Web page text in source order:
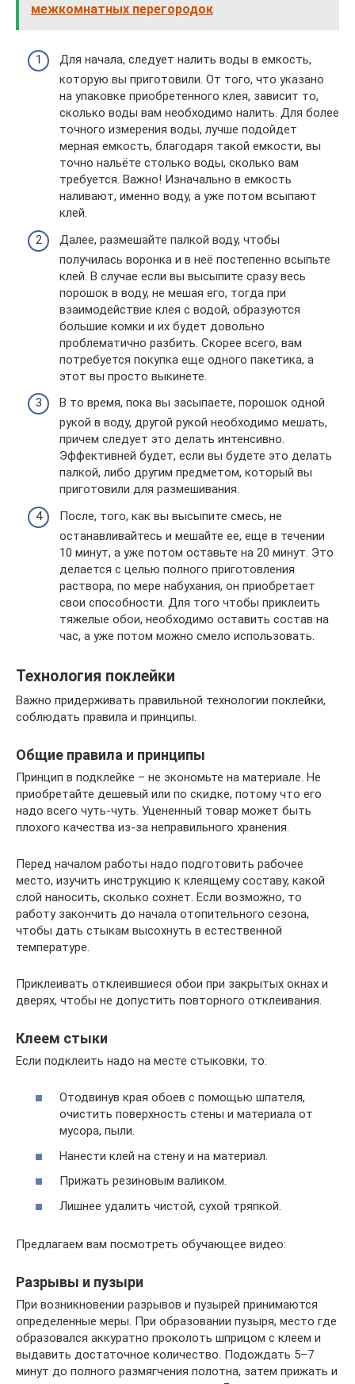
межкомнатных перегородок
Для начала, следует налить воды в емкость,
которую вы приготовили. От того, что указано
на упаковке приобретенного клея, зависит то,
сколько воды вам необходимо налить. Для более
точного измерения воды, лучше подойдет
мерная емкость, благодаря такой емкости, вы
точно нальёте столько воды, сколько вам
требуется. Важно! Изначально в емкость
наливают, именно воду, а уже потом всыпают
клей.
Далее, размешайте палкой воду, чтобы
получилась воронка и в неё постепенно всыпьте
клей. В случае если вы высыпите сразу весь
порошок в воду, не мешая его, тогда при
взаимодействие клея с водой, образуются
большие комки и их будет довольно
проблематично разбить. Скорее всего, вам
потребуется покупка еще одного пакетика, а
этот вы просто выкинете.
В то время, пока вы засыпаете, порошок одной
рукой в воду, другой рукой необходимо мешать,
причем следует это делать интенсивно.
Эффективней будет, если вы будете это делать
палкой, либо другим предметом, который вы
приготовили для размешивания.
После, того, как вы высыпите смесь, не
останавливайтесь и мешайте ее, еще в течении
10 минут, а уже потом оставьте на 20 минут. Это
делается с целью полного приготовления
раствора, по мере набухания, он приобретает
свои способности. Для того чтобы приклеить
тяжелые обои, необходимо оставить состав на
час, а уже потом можно смело использовать.
Технология поклейки
Важно придерживать правильной технологии поклейки,
соблюдать правила и принципы.
Общие правила и принципы
Принцип в подклейке – не экономьте на материале. Не
приобретайте дешевый или по скидке, потому что его
надо всего чуть-чуть. Уцененный товар может быть
плохого качества из-за неправильного хранения.
Перед началом работы надо подготовить рабочее
место, изучить инструкцию к клеящему составу, какой
слой наносить, сколько сохнет. Если возможно, то
работу закончить до начала отопительного сезона,
чтобы дать стыкам высохнуть в естественной
температуре.
Приклеивать отклеившиеся обои при закрытых окнах и
дверях, чтобы не допустить повторного отклеивания.
Клеем стыки
Если подклеить надо на месте стыковки, то:
Отодвинув края обоев с помощью шпателя,
очистить поверхность стены и материала от
мусора, пыли.
Нанести клей на стену и на материал.
Прижать резиновым валиком.
Лишнее удалить чистой, сухой тряпкой.
Предлагаем вам посмотреть обучающее видео:
Разрывы и пузыри
При возникновении разрывов и пузырей принимаются
определенные меры. При образовании пузыря, место где
образовался аккуратно проколоть шприцом с клеем и
выдавить достаточное количество. Подождать 5–7
минут до полного размягчения полотна, затем прижать и